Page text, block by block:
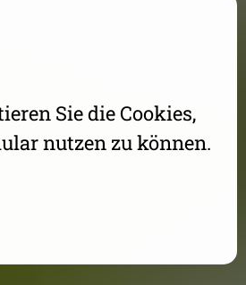
Sie die Cookies,
nutzen zu können.